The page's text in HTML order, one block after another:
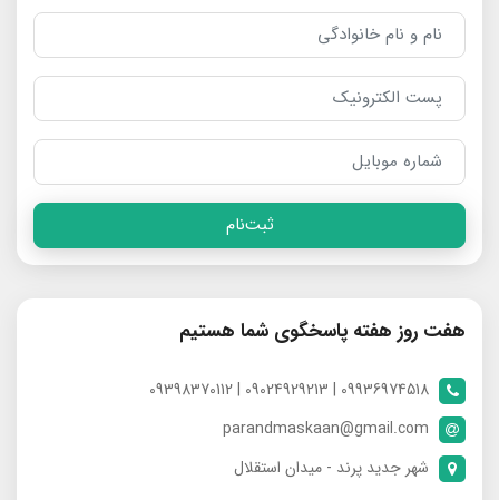
ثبت‌نام
هفت روز هفته پاسخگوی شما هستیم
09936974518 | 09024929213 | 09398370112
parandmaskaan@gmail.com
شهر جدید پرند - میدان استقلال